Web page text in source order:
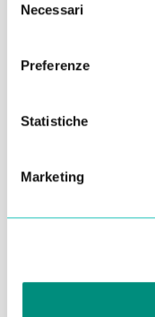
delNecessari
Preferenze
Statistiche
Marketing
trattamento dei miei